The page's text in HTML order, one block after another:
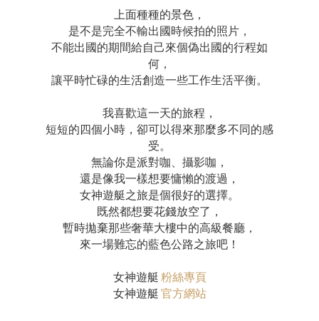
上面種種的景色，
是不是完全不輸出國時候拍的照片，
不能出國的期間給自己來個偽出國的行程如
何，
讓平時忙碌的生活創造一些工作生活平衡。
我喜歡這一天的旅程，
短短的四個小時，卻可以得來那麼多不同的感
受。
無論你是派對咖、攝影咖，
還是像我一樣想要慵懶的渡過，
女神遊艇之旅是個很好的選擇。
既然都想要花錢放空了，
暫時拋棄那些奢華大樓中的高級餐廳，
來一場難忘的藍色公路之旅吧！
女神遊艇 粉絲專頁
女神遊艇 官方網站